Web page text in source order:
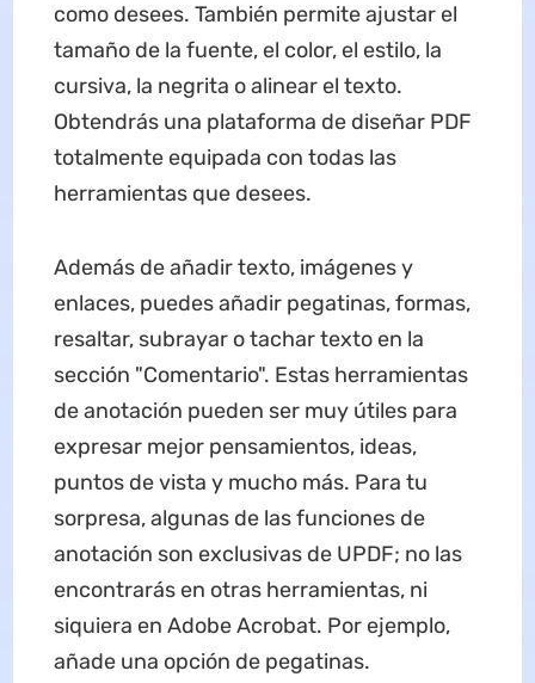
como desees. También permite ajustar el
tamaño de la fuente, el color, el estilo, la
cursiva, la negrita o alinear el texto.
Obtendrás una plataforma de diseñar PDF
totalmente equipada con todas las
herramientas que desees.
Además de añadir texto, imágenes y
enlaces, puedes añadir pegatinas, formas,
resaltar, subrayar o tachar texto en la
sección "Comentario". Estas herramientas
de anotación pueden ser muy útiles para
expresar mejor pensamientos, ideas,
puntos de vista y mucho más. Para tu
sorpresa, algunas de las funciones de
anotación son exclusivas de UPDF; no las
encontrarás en otras herramientas, ni
siquiera en Adobe Acrobat. Por ejemplo,
añade una opción de pegatinas.